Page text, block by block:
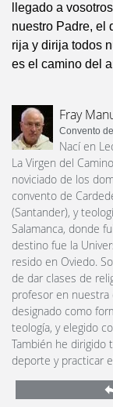
llegado a
nuestro Padre, el
rija y dirija todos
es el camino del
Fray
Convento
Nací en
La Virgen del
noviciado de los
convento de
(Santander), y
Salamanca, donde
destino fue la
resido en Oviedo.
de dar clases de
profesor en nuestra
designado como
teología, y elegido
También he dirigido
deporte y practicar